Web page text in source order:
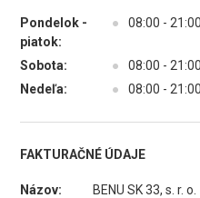
Pondelok -
piatok:
● 08:00 - 21:00
Sobota: ●
08:00 - 21:00
Nedeľa:
● 08:00 - 21:00
FAKTURAČNÉ ÚDAJE
Názov:
BENU SK 33, s. r. o.